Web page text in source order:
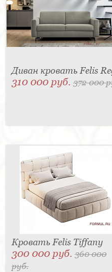
Диван кровать Felis
310 000 руб. 372 000
Кровать Felis Tiffany
300 000 руб. 360 000
руб.